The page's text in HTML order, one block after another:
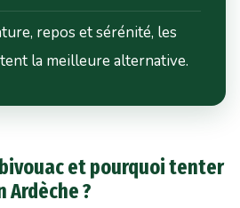
repos et sérénité, les
la meilleure alternative.
et pourquoi tenter
?